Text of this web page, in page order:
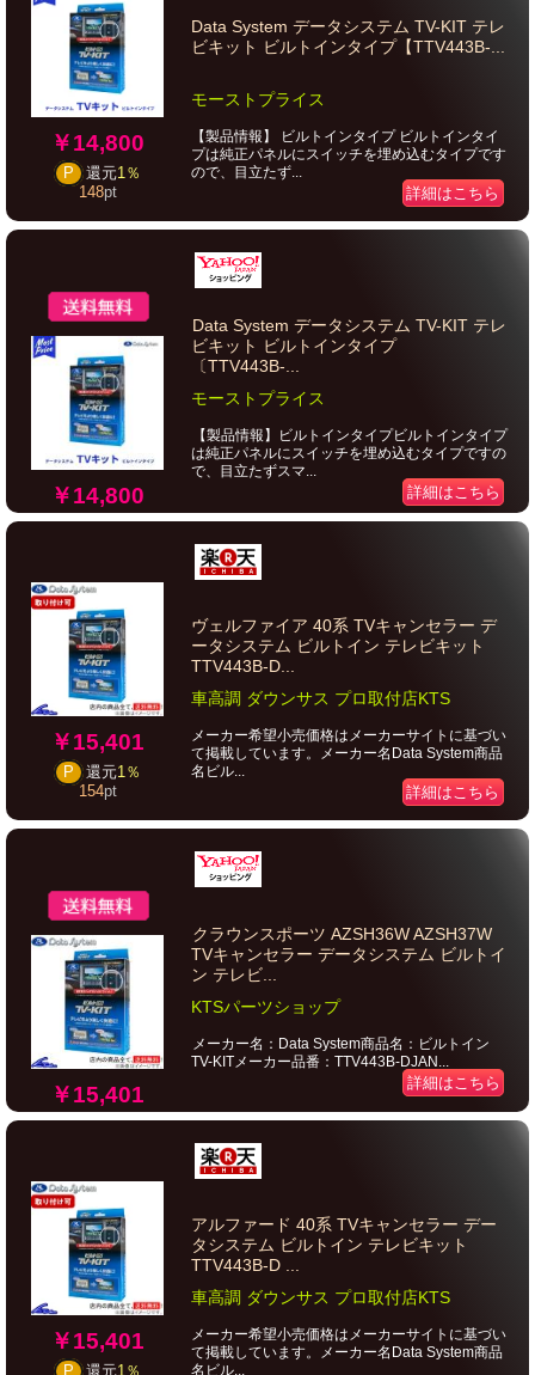
￥14,800
P 還元1％
148pt
Data System データシステム TV-KIT テレ
ビキット ビルトインタイプ【TTV443B-...
モーストプライス
【製品情報】 ビルトインタイプ ビルトインタイ
プは純正パネルにスイッチを埋め込むタイプです
ので、目立たず...
詳細はこちら
￥14,800
Data System データシステム TV-KIT テレ
ビキット ビルトインタイプ
〔TTV443B-...
モーストプライス
【製品情報】ビルトインタイプビルトインタイプ
は純正パネルにスイッチを埋め込むタイプですの
で、目立たずスマ...
詳細はこちら
￥15,401
P 還元1％
154pt
ヴェルファイア 40系 TVキャンセラー デ
ータシステム ビルトイン テレビキット
TTV443B-D...
車高調 ダウンサス プロ取付店KTS
メーカー希望小売価格はメーカーサイトに基づい
て掲載しています。メーカー名Data System商品
名ビル...
詳細はこちら
￥15,401
クラウンスポーツ AZSH36W AZSH37W
TVキャンセラー データシステム ビルトイ
ン テレビ...
KTSパーツショップ
メーカー名：Data System商品名：ビルトイン
TV-KITメーカー品番：TTV443B-DJAN...
詳細はこちら
￥15,401
P 還元1％
アルファード 40系 TVキャンセラー デー
タシステム ビルトイン テレビキット
TTV443B-D ...
車高調 ダウンサス プロ取付店KTS
メーカー希望小売価格はメーカーサイトに基づい
て掲載しています。メーカー名Data System商品
名ビル...